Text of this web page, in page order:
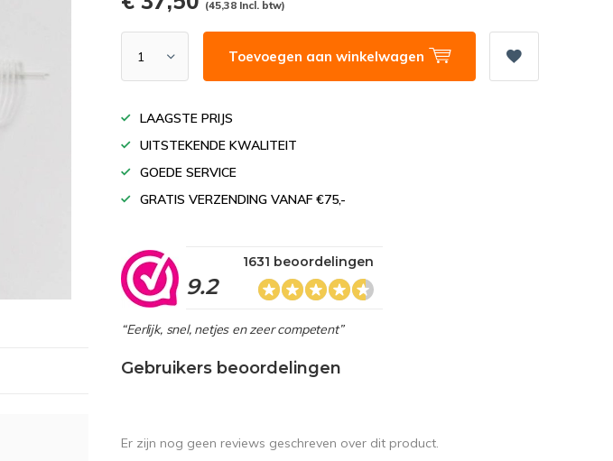
(45,38 Incl. btw)
Toevoegen aan winkelwagen
LAAGSTE PRIJS
UITSTEKENDE KWALITEIT
GOEDE SERVICE
GRATIS VERZENDING VANAF €75,-
9.2
1631 beoordelingen
“Eerlijk, snel, netjes en zeer competent”
Gebruikers beoordelingen
Er zijn nog geen reviews geschreven over dit product.